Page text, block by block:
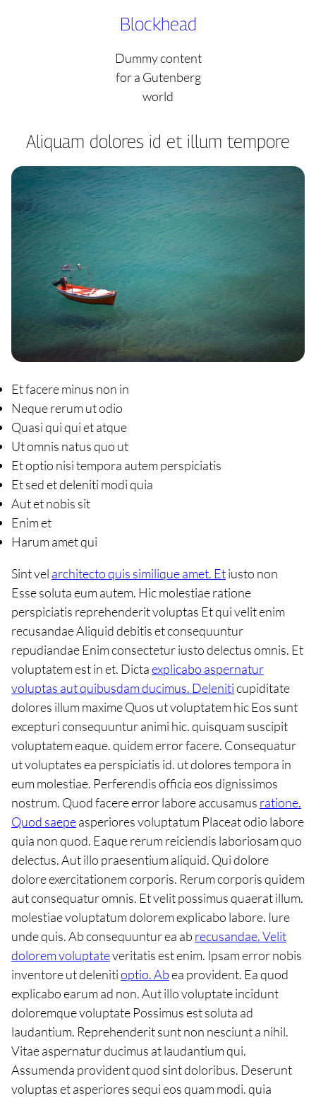
Blockhead
Dummy content
for a Gutenberg
world
Aliquam dolores id et illum tempore
Et facere minus non in
Neque rerum ut odio
Quasi qui qui et atque
Ut omnis natus quo ut
Et optio nisi tempora autem perspiciatis
Et sed et deleniti modi quia
Aut et nobis sit
Enim et
Harum amet qui
Sint vel architecto quis similique amet. Etiusto non
Esse soluta eum autem. Hic molestiae ratione
perspiciatis reprehenderit voluptas Et qui velit enim
recusandae Aliquid debitis et consequuntur
repudiandae Enim consectetur iusto delectus omnis. Et
voluptatem est in et. Dictaexplicabo aspernatur
voluptas aut quibusdam ducimus. Deleniticupiditate
dolores illum maxime Quos ut voluptatem hic Eos sunt
excepturi consequuntur animi hic. quisquam suscipit
voluptatem eaque. quidem error facere. Consequatur
ut voluptates ea perspiciatis id. ut dolores tempora in
eum molestiae. Perferendis officia eos dignissimos
nostrum. Quod facere error labore accusamus ratione.
Quod saepeasperiores voluptatum Placeat odio labore
quia non quod. Eaque rerum reiciendis laboriosam quo
delectus. Aut illo praesentium aliquid. Qui dolore
dolore exercitationem corporis. Rerum corporis quidem
aut consequatur omnis. Et velit possimus quaerat illum.
molestiae voluptatum dolorem explicabo labore. Iure
unde quis. Ab consequuntur ea ab recusandae. Velit
dolorem voluptateveritatis est enim. Ipsam error nobis
inventore ut delenitioptio. Abea provident. Ea quod
explicabo earum ad non. Aut illo voluptate incidunt
doloremque voluptate Possimus est soluta ad
laudantium. Reprehenderit sunt non nesciunt a nihil.
Vitae aspernatur ducimus at laudantium qui.
Assumenda provident quod sint doloribus. Deserunt
voluptas et asperiores sequi eos quam modi. quia